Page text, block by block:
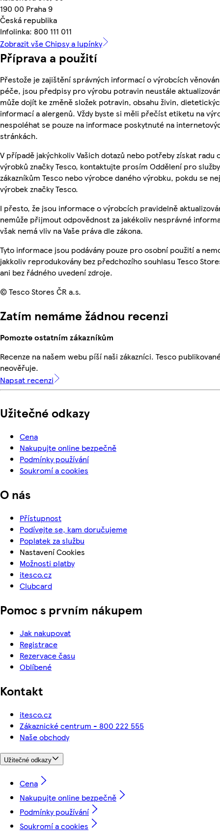
190 00 Praha 9
Česká republika
Infolinka: 800 111 011
Zobrazit vše Chipsy a lupínky
Příprava a použití
Přestože je zajištění správných informací o výrobcích
péče, jsou předpisy pro výrobu potravin neustále
může dojít ke změně složek potravin, obsahu živin,
informací a alergenů. Vždy byste si měli přečíst etiketu na
nespoléhat se pouze na informace poskytnuté na
stránkách.
V případě jakýchkoliv Vašich dotazů nebo potřeby získat radu
výrobků značky Tesco, kontaktujte prosím Oddělení pro služby
zákazníkům Tesco nebo výrobce daného výrobku, pokdu se
výrobek značky Tesco.
I přesto, že jsou informace o výrobcích pravidelně
nemůže přijmout odpovědnost za jakékoliv nesprávné
však nemá vliv na Vaše práva dle zákona.
Tyto informace jsou podávány pouze pro osobní použití a
jakkoliv reprodukovány bez předchozího souhlasu Tesco
ani bez řádného uvedení zdroje.
© Tesco Stores ČR a.s.
Zatím nemáme žádnou recenzi
Pomozte ostatním zákazníkům
Recenze na našem webu píší naši zákazníci. Tesco
neověřuje.
Napsat recenzi
Užitečné odkazy
Cena
Nakupujte online bezpečně
Podmínky používání
Soukromí a cookies
O nás
Přístupnost
Podívejte se, kam doručujeme
Poplatek za službu
Nastavení Cookies
Možnosti platby
itesco.cz
Clubcard
Pomoc s prvním nákupem
Jak nakupovat
Registrace
Rezervace času
Oblíbené
Kontakt
itesco.cz
Zákaznické centrum - 800 222 555
Naše obchody
Užitečné odkazy
Cena
Nakupujte online bezpečně
Podmínky používání
Soukromí a cookies